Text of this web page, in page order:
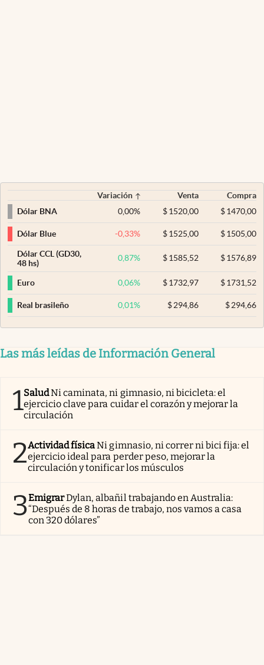
Variación Venta
Compra
Dólar BNA
0,00% $ 1520,00 $1470,00
Dólar Blue -0,33% $ 1525,00 $1505,00
Dólar CCL (GD30,
48 hs)
0,87% $ 1585,52 $1576,89
Euro 0,06% $ 1732,97 $1731,52
Real brasileño 0,01% $ 294,86 $294,66
Las más leídas de Información General
1SaludNi caminata, ni gimnasio, ni bicicleta: el
ejercicio clave para cuidar el corazón y mejorar la
circulación
2Actividad físicaNi gimnasio, ni correr ni bici fija: el
ejercicio ideal para perder peso, mejorar la
circulación y tonificar los músculos
3EmigrarDylan, albañil trabajando en Australia:
“Después de 8 horas de trabajo, nos vamos a casa
con 320 dólares”